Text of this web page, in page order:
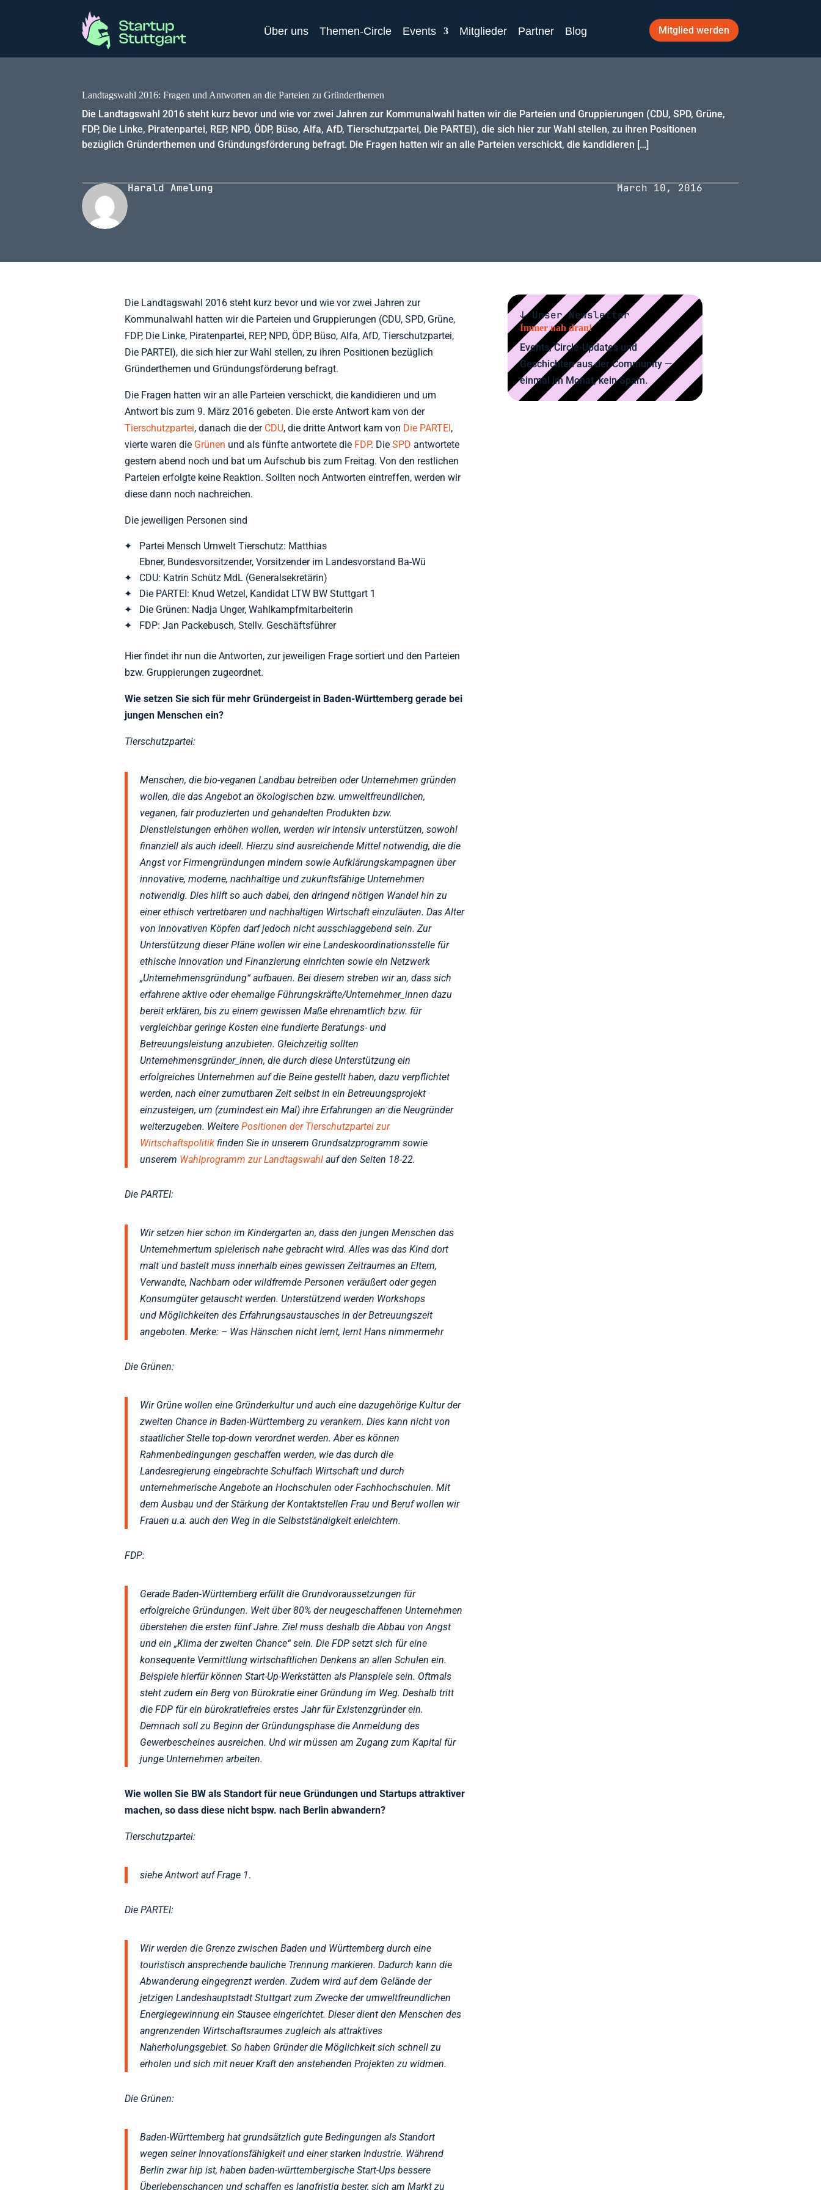
Über uns Themen-Circle Events Mitglieder Partner Blog Mitglied werden
Landtagswahl 2016: Fragen und Antworten an die Parteien zu Gründerthemen
Die Landtagswahl 2016 steht kurz bevor und wie vor zwei Jahren zur Kommunalwahl hatten wir die Parteien und Gruppierungen (CDU, SPD, Grüne,
FDP, Die Linke, Piratenpartei, REP, NPD, ÖDP, Büso, Alfa, AfD, Tierschutzpartei, Die PARTEI), die sich hier zur Wahl stellen, zu ihren Positionen
bezüglich Gründerthemen und Gründungsförderung befragt. Die Fragen hatten wir an alle Parteien verschickt, die kandidieren […]
Harald Amelung March 10, 2016
Die Landtagswahl 2016 steht kurz bevor und wie vor zwei Jahren zur
Kommunalwahl hatten wir die Parteien und Gruppierungen (CDU, SPD, Grüne,
FDP, Die Linke, Piratenpartei, REP, NPD, ÖDP, Büso, Alfa, AfD, Tierschutzpartei,
Die PARTEI), die sich hier zur Wahl stellen, zu ihren Positionen bezüglich
Gründerthemen und Gründungsförderung befragt.
Die Fragen hatten wir an alle Parteien verschickt, die kandidieren und um
Antwort bis zum 9. März 2016 gebeten. Die erste Antwort kam von der
Tierschutzpartei, danach die der CDU, die dritte Antwort kam von Die PARTEI ,
vierte waren die Grünen und als fünfte antwortete die FDP. DieSPD antwortete
gestern abend noch und bat um Aufschub bis zum Freitag. Von den restlichen
Parteien erfolgte keine Reaktion. Sollten noch Antworten eintreffen, werden wir
diese dann noch nachreichen.
Die jeweiligen Personen sind
Partei Mensch Umwelt Tierschutz: Matthias
Ebner, Bundesvorsitzender, Vorsitzender im Landesvorstand Ba-Wü
CDU: Katrin Schütz MdL (Generalsekretärin)
Die PARTEI: Knud Wetzel, Kandidat LTW BW Stuttgart 1
Die Grünen: Nadja Unger, Wahlkampfmitarbeiterin
FDP: Jan Packebusch, Stellv. Geschäftsführer
Hier findet ihr nun die Antworten, zur jeweiligen Frage sortiert und den Parteien
bzw. Gruppierungen zugeordnet.
Wie setzen Sie sich für mehr Gründergeist in Baden-Württemberg gerade bei
jungen Menschen ein?
Tierschutzpartei:
Menschen, die bio-veganen Landbau betreiben oder Unternehmen gründen
wollen, die das Angebot an ökologischen bzw. umweltfreundlichen,
veganen, fair produzierten und gehandelten Produkten bzw.
Dienstleistungen erhöhen wollen, werden wir intensiv unterstützen, sowohl
finanziell als auch ideell. Hierzu sind ausreichende Mittel notwendig, die die
Angst vor Firmengründungen mindern sowie Aufklärungskampagnen über
innovative, moderne, nachhaltige und zukunftsfähige Unternehmen
notwendig. Dies hilft so auch dabei, den dringend nötigen Wandel hin zu
einer ethisch vertretbaren und nachhaltigen Wirtschaft einzuläuten. Das Alter
von innovativen Köpfen darf jedoch nicht ausschlaggebend sein. Zur
Unterstützung dieser Pläne wollen wir eine Landeskoordinationsstelle für
ethische Innovation und Finanzierung einrichten sowie ein Netzwerk
„Unternehmensgründung“ aufbauen. Bei diesem streben wir an, dass sich
erfahrene aktive oder ehemalige Führungskräfte/Unternehmer_innen dazu
bereit erklären, bis zu einem gewissen Maße ehrenamtlich bzw. für
vergleichbar geringe Kosten eine fundierte Beratungs- und
Betreuungsleistung anzubieten. Gleichzeitig sollten
Unternehmensgründer_innen, die durch diese Unterstützung ein
erfolgreiches Unternehmen auf die Beine gestellt haben, dazu verpflichtet
werden, nach einer zumutbaren Zeit selbst in ein Betreuungsprojekt
einzusteigen, um (zumindest ein Mal) ihre Erfahrungen an die Neugründer
weiterzugeben. WeiterePositionen der Tierschutzpartei zur
Wirtschaftspolitik finden Sie in unserem Grundsatzprogramm sowie
unserem Wahlprogramm zur Landtagswahl auf den Seiten 18-22.
Die PARTEI:
Wir setzen hier schon im Kindergarten an, dass den jungen Menschen das
Unternehmertum spielerisch nahe gebracht wird. Alles was das Kind dort
malt und bastelt muss innerhalb eines gewissen Zeitraumes an Eltern,
Verwandte, Nachbarn oder wildfremde Personen veräußert oder gegen
Konsumgüter getauscht werden. Unterstützend werden Workshops
und Möglichkeiten des Erfahrungsaustausches in der Betreuungszeit
angeboten. Merke: – Was Hänschen nicht lernt, lernt Hans nimmermehr
Die Grünen:
Wir Grüne wollen eine Gründerkultur und auch eine dazugehörige Kultur der
zweiten Chance in Baden-Württemberg zu verankern. Dies kann nicht von
staatlicher Stelle top-down verordnet werden. Aber es können
Rahmenbedingungen geschaffen werden, wie das durch die
Landesregierung eingebrachte Schulfach Wirtschaft und durch
unternehmerische Angebote an Hochschulen oder Fachhochschulen. Mit
dem Ausbau und der Stärkung der Kontaktstellen Frau und Beruf wollen wir
Frauen u.a. auch den Weg in die Selbstständigkeit erleichtern.
FDP:
Gerade Baden-Württemberg erfüllt die Grundvoraussetzungen für
erfolgreiche Gründungen. Weit über 80% der neugeschaffenen Unternehmen
überstehen die ersten fünf Jahre. Ziel muss deshalb die Abbau von Angst
und ein „Klima der zweiten Chance“ sein. Die FDP setzt sich für eine
konsequente Vermittlung wirtschaftlichen Denkens an allen Schulen ein.
Beispiele hierfür können Start-Up-Werkstätten als Planspiele sein. Oftmals
steht zudem ein Berg von Bürokratie einer Gründung im Weg. Deshalb tritt
die FDP für ein bürokratiefreies erstes Jahr für Existenzgründer ein.
Demnach soll zu Beginn der Gründungsphase die Anmeldung des
Gewerbescheines ausreichen. Und wir müssen am Zugang zum Kapital für
junge Unternehmen arbeiten.
Wie wollen Sie BW als Standort für neue Gründungen und Startups attraktiver
machen, so dass diese nicht bspw. nach Berlin abwandern?
Tierschutzpartei:
siehe Antwort auf Frage 1.
Die PARTEI:
Wir werden die Grenze zwischen Baden und Württemberg durch eine
touristisch ansprechende bauliche Trennung markieren. Dadurch kann die
Abwanderung eingegrenzt werden. Zudem wird auf dem Gelände der
jetzigen Landeshauptstadt Stuttgart zum Zwecke der umweltfreundlichen
Energiegewinnung ein Stausee eingerichtet. Dieser dient den Menschen des
angrenzenden Wirtschaftsraumes zugleich als attraktives
Naherholungsgebiet. So haben Gründer die Möglichkeit sich schnell zu
erholen und sich mit neuer Kraft den anstehenden Projekten zu widmen.
Die Grünen:
Baden-Württemberg hat grundsätzlich gute Bedingungen als Standort
wegen seiner Innovationsfähigkeit und einer starken Industrie. Während
Berlin zwar hip ist, haben baden-württembergische Start-Ups bessere
Überlebenschancen und schaffen es langfristig bester, sich am Markt zu
↓ Unser Newsletter
Immer nah dran!
Events, Circle-Updates und
Geschichten aus der Community —
einmal im Monat, kein Spam.